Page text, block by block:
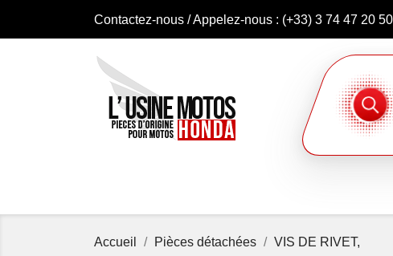
Contactez-nous / Appelez-nous : (+33) 3 74 47 20 50
Accueil Pièces détachées VIS DE RIVET,